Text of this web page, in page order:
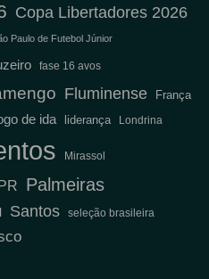
Copa Libertadores 2026
Paulo de Futebol Júnior
fase 16 avos
Fluminense França
de ida liderança Londrina
Mirassol
Palmeiras
Santos seleção brasileira